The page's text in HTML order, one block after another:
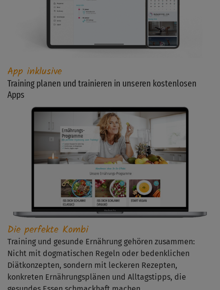
App inklusive
Training planen und trainieren in unseren kostenlosen
Apps
Die perfekte Kombi
Training und gesunde Ernährung gehören zusammen:
Nicht mit dogmatischen Regeln oder bedenklichen
Diätkonzepten, sondern mit leckeren Rezepten,
konkreten Ernährungsplänen und Alltagstipps, die